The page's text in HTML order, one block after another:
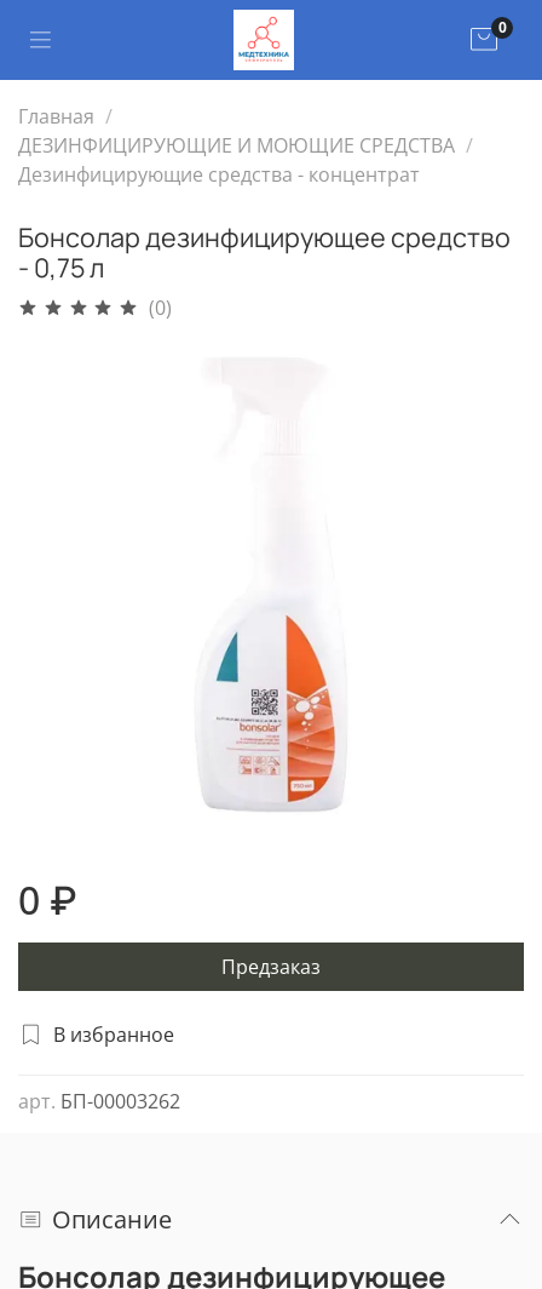
0
Главная
ДЕЗИНФИЦИРУЮЩИЕ И МОЮЩИЕ СРЕДСТВА
Дезинфицирующие средства - концентрат
Бонсолар дезинфицирующее средство
- 0,75 л
(0)
В избранное
арт. БП-00003262
0 ₽
Предзаказ
Описание
Бонсолар дезинфицирующее